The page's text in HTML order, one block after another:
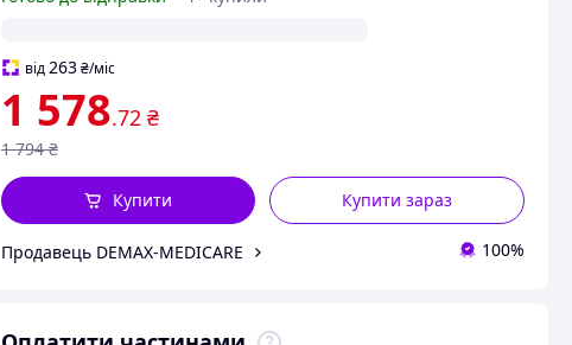
від263 ₴/міс
1 578.72 ₴
1 794 ₴
Купити зараз
Купити
Продавець DEMAX-MEDICARE 100%